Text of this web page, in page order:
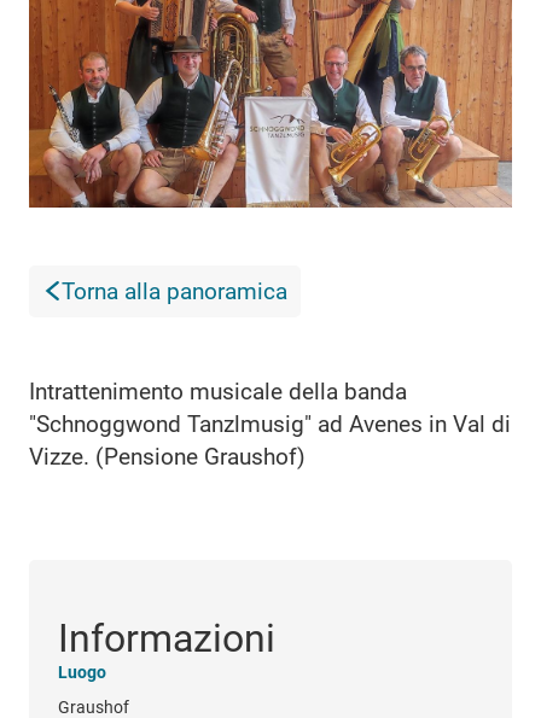
Torna alla panoramica
Intrattenimento musicale della banda
"Schnoggwond Tanzlmusig" ad Avenes in Val di
Vizze. (Pensione Graushof)
Informazioni
Luogo
Graushof